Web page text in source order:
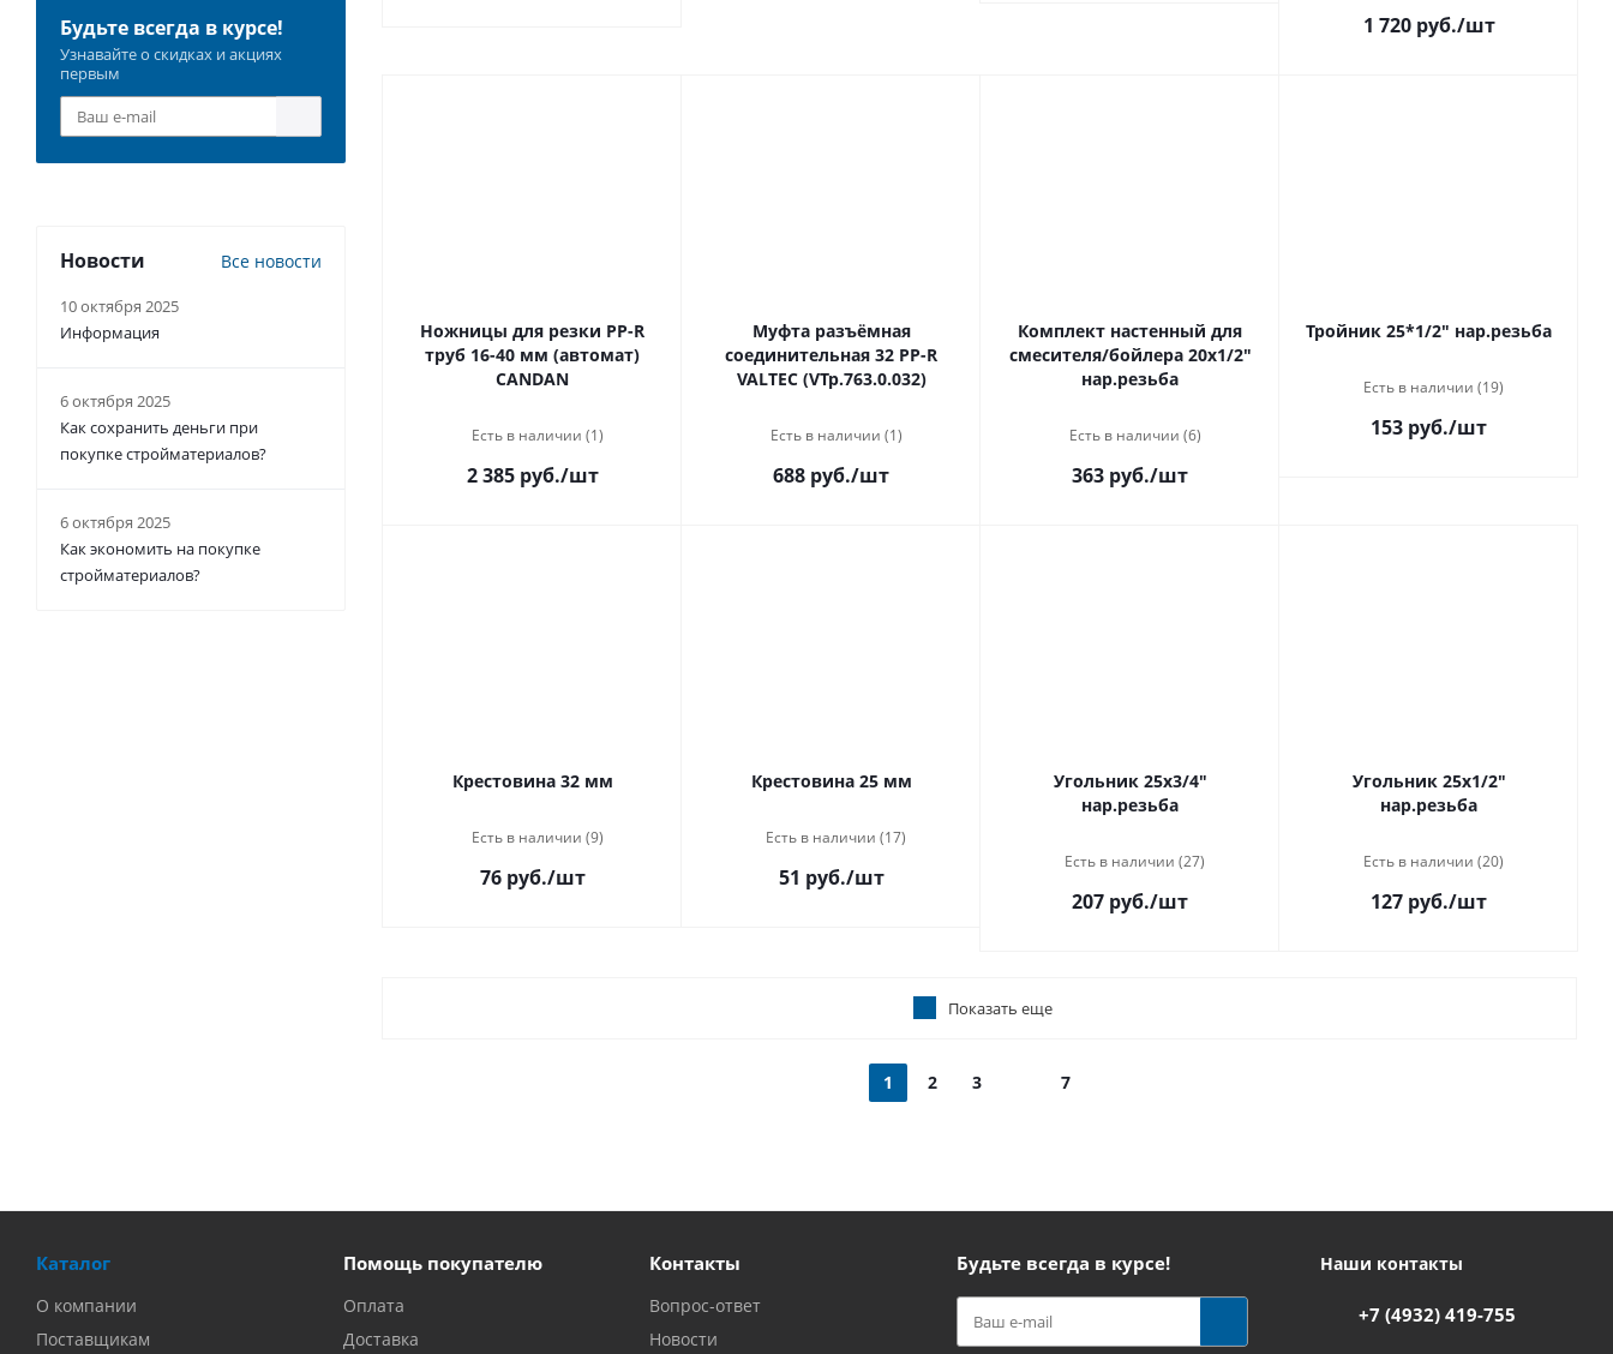
1 720 руб./шт
Ножницы для резки PP-R
труб 16-40 мм (автомат)
CANDAN
Есть в наличии (1)
2 385 руб./шт
Муфта разъёмная
соединительная 32 PP-R
VALTEC (VTp.763.0.032)
Есть в наличии (1)
688 руб./шт
Комплект настенный для
смесителя/бойлера 20х1/2"
нар.резьба
Есть в наличии (6)
363 руб./шт
Тройник 25*1/2" нар.резьба
Есть в наличии (19)
153 руб./шт
Крестовина 32 мм
Есть в наличии (9)
76 руб./шт
Крестовина 25 мм
Есть в наличии (17)
51 руб./шт
Угольник 25х3/4"
нар.резьба
Есть в наличии (27)
207 руб./шт
Угольник 25х1/2"
нар.резьба
Есть в наличии (20)
127 руб./шт
Показать еще
1 2 3 7
Будьте всегда в курсе!
Узнавайте о скидках и акциях
первым
Новости Все новости
10 октября 2025
Информация
6 октября 2025
Как сохранить деньги при
покупке стройматериалов?
6 октября 2025
Как экономить на покупке
стройматериалов?
Каталог
О компании
Поставщикам
Помощь покупателю
Оплата
Доставка
Контакты
Вопрос-ответ
Новости
Будьте всегда в курсе! Наши контакты
+7 (4932) 419-755